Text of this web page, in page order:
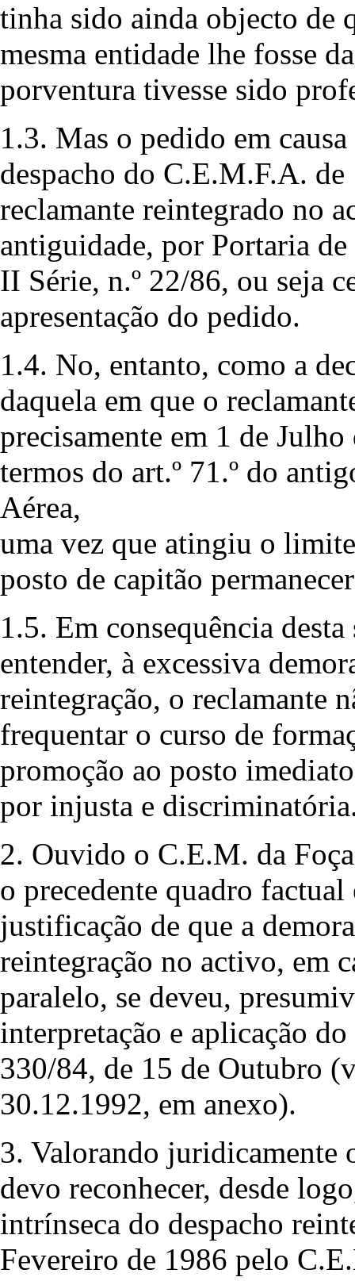
tinha sido ainda objecto de
mesma entidade lhe fosse
porventura tivesse sido
1.3. Mas o pedido em
despacho do C.E.M.F.A.
reclamante reintegrado no
antiguidade, por Portaria
II Série, n.º 22/86, ou seja
apresentação do pedido.
1.4. No, entanto, como a
daquela em que o
precisamente em 1 de
termos do art.º 71.º do
Aérea,
uma vez que atingiu o
posto de capitão
1.5. Em consequência
entender, à excessiva
reintegração, o reclamante
frequentar o curso de
promoção ao posto
por injusta e
2. Ouvido o C.E.M. da
o precedente quadro
justificação de que a
reintegração no activo, em
paralelo, se deveu,
interpretação e aplicação
330/84, de 15 de Outubro
30.12.1992, em anexo).
3. Valorando juridicamente
devo reconhecer, desde
intrínseca do despacho
Fevereiro de 1986 pelo